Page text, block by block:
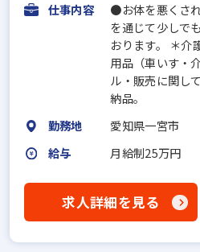
仕事内容
●お体を悪くさ
を通じて少しで
おります。 ＊介
用品（車いす・
ル・販売に関し
納品。
勤務地
愛知県一宮市
給与
月給制25万円
求人詳細を見る